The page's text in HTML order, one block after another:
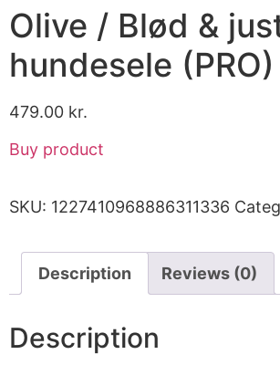
Olive / Blød &
hundesele (PRO)
479.00 kr.
Buy product
SKU: 1227410968886311336
Description Reviews (0)
Description